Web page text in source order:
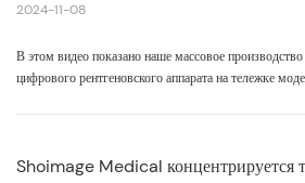
2024-11-08
В этом видео показано наше массовое
цифрового рентгеновского аппарата на тележке
Shoimage Medical концентрируется